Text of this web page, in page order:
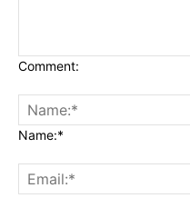
Comment:
Name:*